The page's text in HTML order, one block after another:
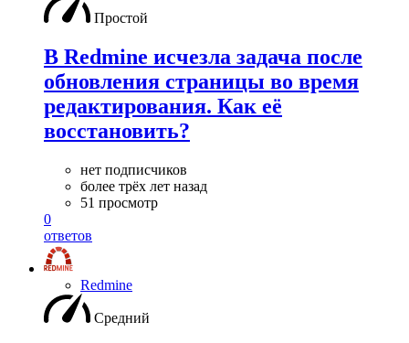
Простой
В Redmine исчезла задача после
обновления страницы во время
редактирования. Как её
восстановить?
нет подписчиков
более трёх лет назад
51 просмотр
0
ответов
Redmine
Средний